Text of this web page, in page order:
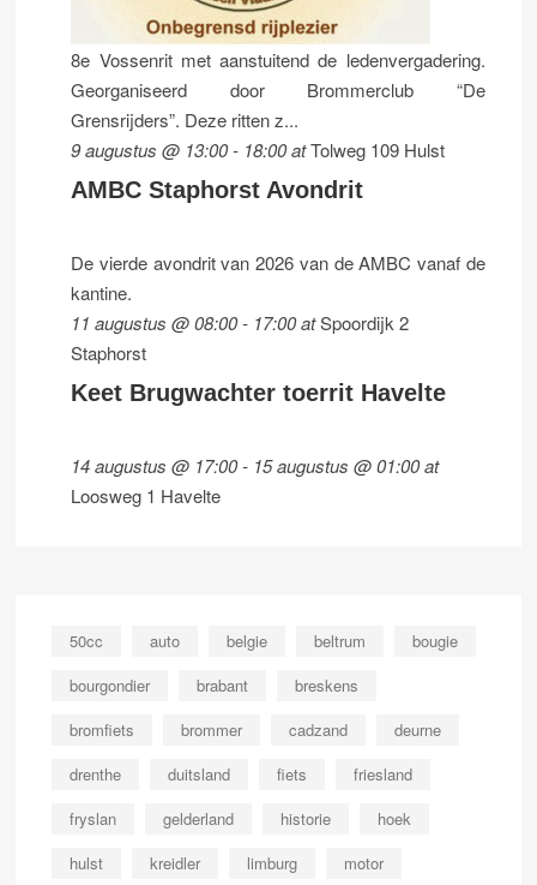
8e Vossenrit met aanstuitend de ledenvergadering.
Georganiseerd door Brommerclub “De
Grensrijders”. Deze ritten z...
9 augustus @ 13:00- 18:00atTolweg 109 Hulst
AMBC Staphorst Avondrit
De vierde avondrit van 2026 van de AMBC vanaf de
kantine.
11 augustus @ 08:00- 17:00atSpoordijk 2
Staphorst
Keet Brugwachter toerrit Havelte
14 augustus @ 17:00- 15 augustus @ 01:00at
Loosweg 1 Havelte
50cc auto belgie beltrum
bougie
bourgondier
brabant
breskens
bromfiets
brommer cadzand
deurne
drenthe
duitsland fiets
friesland
fryslan
gelderland historie
hoek
hulst
kreidler limburg
motor